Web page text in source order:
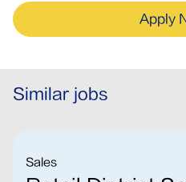
Apply
Similar jobs
Sales